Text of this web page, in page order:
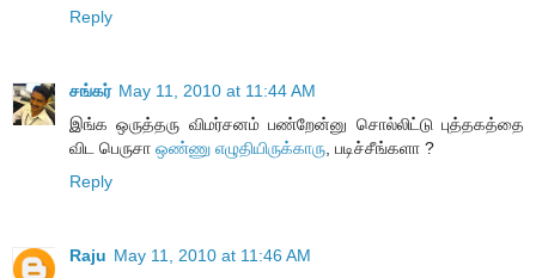
Reply
சங்கர் May 11, 2010 at 11:44 AM
இங்க ஒருத்தரு விமர்சனம் பண்றேன்னு சொல்லிட்டு புத்தகத்தை
விட பெருசா ஒண்ணு எழுதியிருக்காரு , படிச்சீங்களா ?
Reply
Raju May 11, 2010 at 11:46 AM